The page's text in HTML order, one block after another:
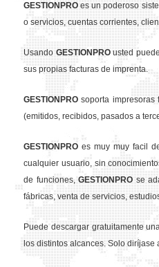
GESTION PRO es un poderoso
o servicios, cuentas corrientes,
Usando GESTION PROusted
sus propias facturas de imprenta.
GESTION PRO soporta impresoras
(emitidos, recibidos, pasados a
GESTION PRO es muy muy facil
cualquier usuario, sin
de funciones,GESTION PRO se
fábricas, venta de servicios,
Puede descargar gratuitamente
los distintos alcances. Solo diríjase